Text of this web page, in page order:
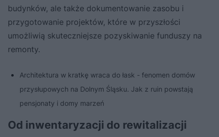
budynków, ale także dokumentowanie zasobu i
przygotowanie projektów, które w przyszłości
umożliwią skuteczniejsze pozyskiwanie funduszy na
remonty.
Architektura w kratkę wraca do łask - fenomen domów
przysłupowych na Dolnym Śląsku. Jak z ruin powstają
pensjonaty i domy marzeń
Od inwentaryzacji do rewitalizacji